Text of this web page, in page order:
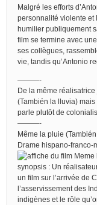
Malgré les efforts
personnalité violente et
humilier publiquement
film se termine avec
ses collègues,
vie, tandis qu’Antonio
———-
De la même
(También la lluvia) mais
parle plutôt de
———-
Même la pluie
Drame hispano-franco-
synopsis : Un
un film sur l’arrivée de
l’asservissement des
indigènes et le rôle